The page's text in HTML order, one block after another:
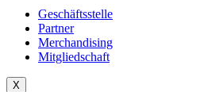
Geschäftsstelle
Partner
Merchandising
Mitgliedschaft
X